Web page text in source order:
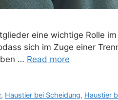
eine wichtige Rolle
sich im Zuge einer
… Read more
, Haustier bei Scheidung, Haustier